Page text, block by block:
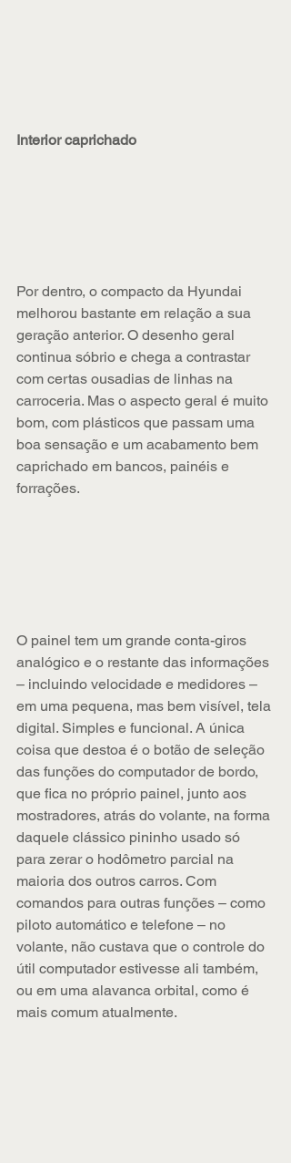
Interior caprichado
Por dentro, o compacto da Hyundai
melhorou bastante em relação a sua
geração anterior. O desenho geral
continua sóbrio e chega a contrastar
com certas ousadias de linhas na
carroceria. Mas o aspecto geral é muito
bom, com plásticos que passam uma
boa sensação e um acabamento bem
caprichado em bancos, painéis e
forrações.
O painel tem um grande conta-giros
analógico e o restante das informações
– incluindo velocidade e medidores –
em uma pequena, mas bem visível, tela
digital. Simples e funcional. A única
coisa que destoa é o botão de seleção
das funções do computador de bordo,
que fica no próprio painel, junto aos
mostradores, atrás do volante, na forma
daquele clássico pininho usado só
para zerar o hodômetro parcial na
maioria dos outros carros. Com
comandos para outras funções – como
piloto automático e telefone – no
volante, não custava que o controle do
útil computador estivesse ali também,
ou em uma alavanca orbital, como é
mais comum atualmente.